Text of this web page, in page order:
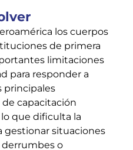
los cuerpos
de primera
limitaciones
para responder a
principales
capacitación
que dificulta la
gestionar situaciones
o